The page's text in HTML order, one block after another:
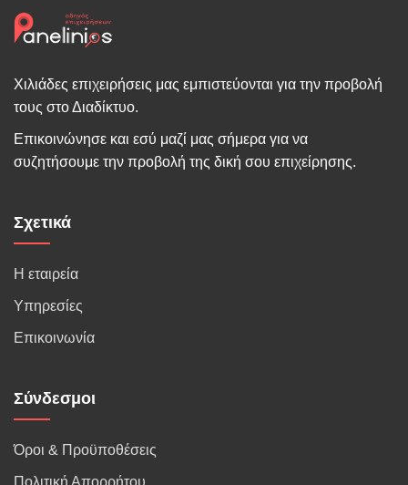
Χιλιάδες επιχειρήσεις μας εμπιστεύονται για την προβολή
τους στο Διαδίκτυο.
Επικοινώνησε και εσύ μαζί μας σήμερα για να
συζητήσουμε την προβολή της δική σου επιχείρησης.
Σχετικά
Η εταιρεία
Υπηρεσίες
Επικοινωνία
Σύνδεσμοι
Όροι & Προϋποθέσεις
Πολιτική Απορρήτου